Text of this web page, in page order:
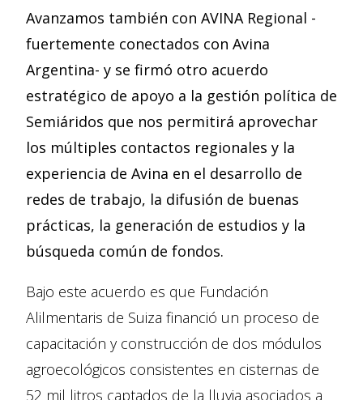
Avanzamos también con AVINA Regional -
fuertemente conectados con Avina
Argentina- y se firmó otro acuerdo
estratégico de apoyo a la gestión política de
Semiáridos que nos permitirá aprovechar
los múltiples contactos regionales y la
experiencia de Avina en el desarrollo de
redes de trabajo, la difusión de buenas
prácticas, la generación de estudios y la
búsqueda común de fondos.
Bajo este acuerdo es que Fundación
Alilmentaris de Suiza financió un proceso de
capacitación y construcción de dos módulos
agroecológicos consistentes en cisternas de
52 mil litros captados de la lluvia asociados a